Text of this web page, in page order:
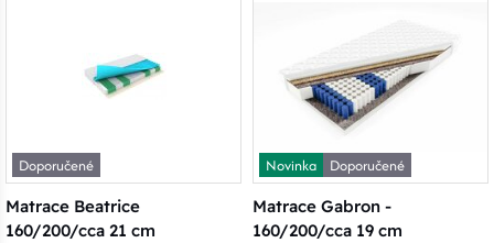
Doporučené
Matrace Beatrice
160/200/cca 21 cm
Novinka
Doporučené
Matrace Gabron -
160/200/cca 19 cm